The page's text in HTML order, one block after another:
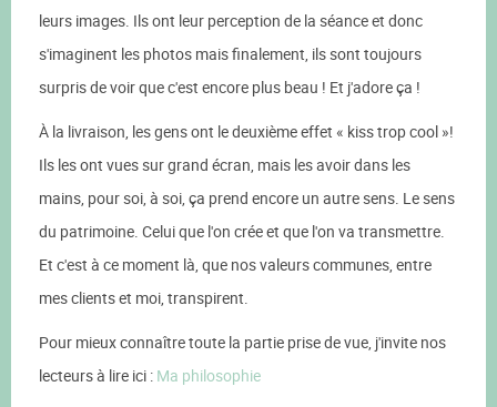
leurs images. Ils ont leur perception de la séance et donc
s'imaginent les photos mais finalement, ils sont toujours
surpris de voir que c'est encore plus beau ! Et j'adore ça !
À la livraison, les gens ont le deuxième effet « kiss trop cool »!
Ils les ont vues sur grand écran, mais les avoir dans les
mains, pour soi, à soi, ça prend encore un autre sens. Le sens
du patrimoine. Celui que l'on crée et que l'on va transmettre.
Et c'est à ce moment là, que nos valeurs communes, entre
mes clients et moi, transpirent.
Pour mieux connaître toute la partie prise de vue, j'invite nos
lecteurs à lire ici : Ma philosophie